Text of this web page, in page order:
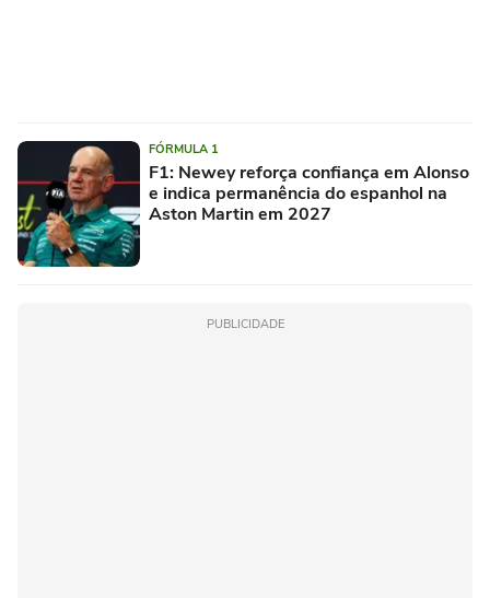
FÓRMULA 1
F1: Newey reforça confiança em Alonso
e indica permanência do espanhol na
Aston Martin em 2027
PUBLICIDADE